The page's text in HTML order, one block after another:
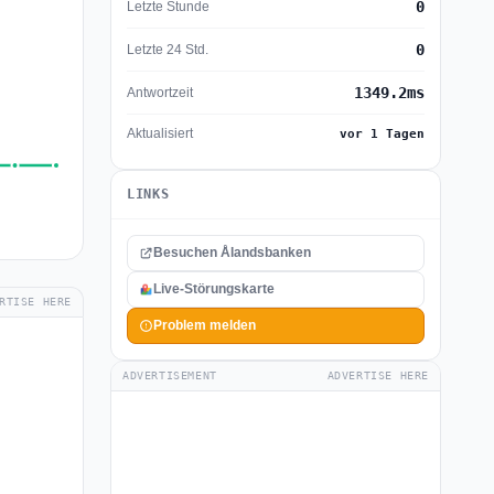
HERE
Letzte Stunde 0
Letzte 24 Std. 0
Antwortzeit 1349.2ms
Aktualisiert vor 1 Tagen
LINKS
Besuchen Ålandsbanken
Live-Störungskarte
Problem melden
ADVERTISEMENT ADVERTISE HERE